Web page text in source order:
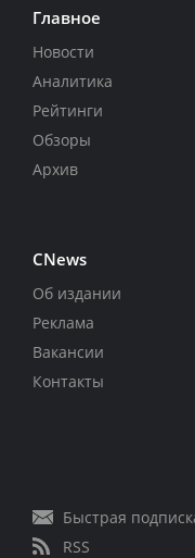
Главное
Новости
Аналитика
Рейтинги
Обзоры
Архив
CNews
Об издании
Реклама
Вакансии
Контакты
Быстрая
RSS